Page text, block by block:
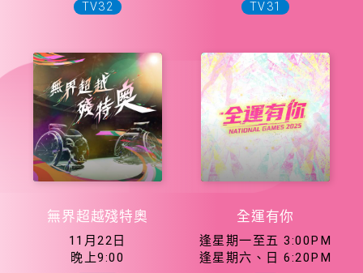
TV32 TV31
無界超越殘特奧
11月22日
晚上9:00
全運有你
逢星期一至五 3:00PM
逢星期六、日 6:20PM